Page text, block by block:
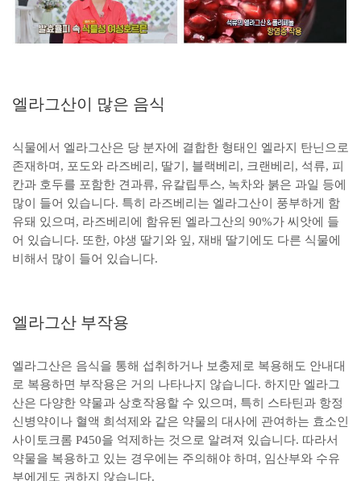
엘라그산이 많은 음식
식물에서 엘라그산은 당 분자에 결합한 형태인 엘라지 탄닌으로
존재하며, 포도와 라즈베리, 딸기, 블랙베리, 크랜베리, 석류, 피
칸과 호두를 포함한 견과류, 유칼립투스, 녹차와 붉은 과일 등에
많이 들어 있습니다. 특히 라즈베리는 엘라그산이 풍부하게 함
유돼 있으며, 라즈베리에 함유된 엘라그산의 90%가 씨앗에 들
어 있습니다. 또한, 야생 딸기와 잎, 재배 딸기에도 다른 식물에
비해서 많이 들어 있습니다.
엘라그산 부작용
엘라그산은 음식을 통해 섭취하거나 보충제로 복용해도 안내대
로 복용하면 부작용은 거의 나타나지 않습니다. 하지만 엘라그
산은 다양한 약물과 상호작용할 수 있으며, 특히 스타틴과 항정
신병약이나 혈액 희석제와 같은 약물의 대사에 관여하는 효소인
사이토크롬 P450을 억제하는 것으로 알려져 있습니다. 따라서
약물을 복용하고 있는 경우에는 주의해야 하며, 임산부와 수유
부에게도 권하지 않습니다.